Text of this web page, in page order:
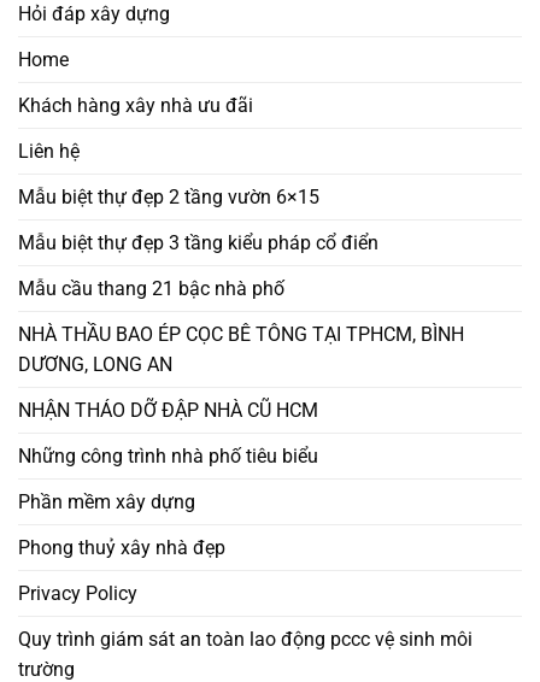
Hỏi đáp xây dựng
Home
Khách hàng xây nhà ưu đãi
Liên hệ
Mẫu biệt thự đẹp 2 tầng vườn 6×15
Mẫu biệt thự đẹp 3 tầng kiểu pháp cổ điển
Mẫu cầu thang 21 bậc nhà phố
NHÀ THẦU BAO ÉP CỌC BÊ TÔNG TẠI TPHCM, BÌNH
DƯƠNG, LONG AN
NHẬN THÁO DỠ ĐẬP NHÀ CŨ HCM
Những công trình nhà phố tiêu biểu
Phần mềm xây dựng
Phong thuỷ xây nhà đẹp
Privacy Policy
Quy trình giám sát an toàn lao động pccc vệ sinh môi
trường